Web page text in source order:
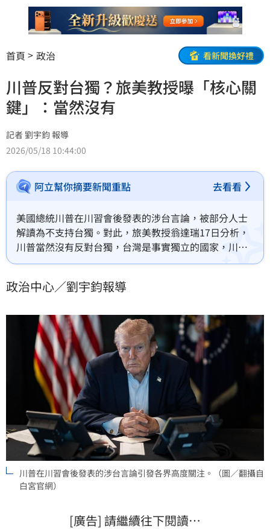
首頁 政治 看新聞換好禮
川普反對台獨？旅美教授曝「核心關
鍵」：當然沒有
記者 劉宇鈞 報導
2026/05/18 10:44:00
阿立幫你摘要新聞重點 去看看
美國總統川普在川習會後發表的涉台言論，被部分人士
解讀為不支持台獨。對此，旅美教授翁達瑞17日分析，
川普當然沒有反對台獨，台灣是事實獨立的國家，川普
如何能反對？川普反對的是台灣片面宣布獨立，同時也
政治中心／劉宇鈞報導
川普在川習會後發表的涉台言論引發各界高度關注。（圖／翻攝自
白宮官網）
[廣告] 請繼續往下閱讀…